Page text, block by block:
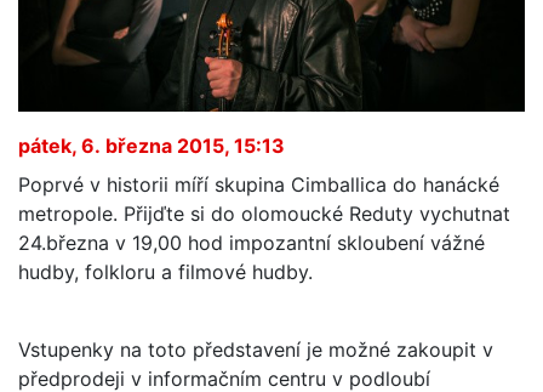
pátek, 6. března 2015, 15:13
Poprvé v historii míří skupina Cimballica do hanácké
metropole. Přijďte si do olomoucké Reduty vychutnat
24.března v 19,00 hod impozantní skloubení vážné
hudby, folkloru a filmové hudby.
Vstupenky na toto představení je možné zakoupit v
předprodeji v informačním centru v podloubí